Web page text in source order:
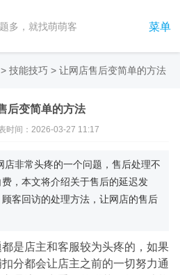
菜单
多，就找萌萌客
> 技能技巧 > 让网店售后变简单的方法
后变简单的方法
时间：2026-03-27 11:17
店非常头疼的一个问题，售后处理不
，本文将介绍关于售后的延迟发
客回访的处理方法，让网店的售后
是店主和客服较为头疼的，如果
分都会让店主之前的一切努力通